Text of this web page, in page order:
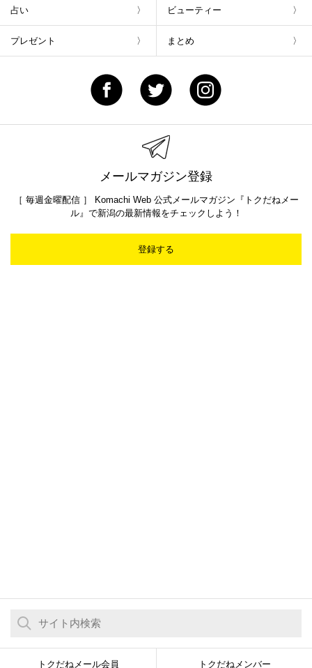
占い ビューティー
プレゼント まとめ
メールマガジン登録
［ 毎週金曜配信 ］ Komachi Web 公式メールマガジン『トクだねメー
ル』で新潟の最新情報をチェックしよう！
登録する
トクだねメール会員 トクだねメンバー